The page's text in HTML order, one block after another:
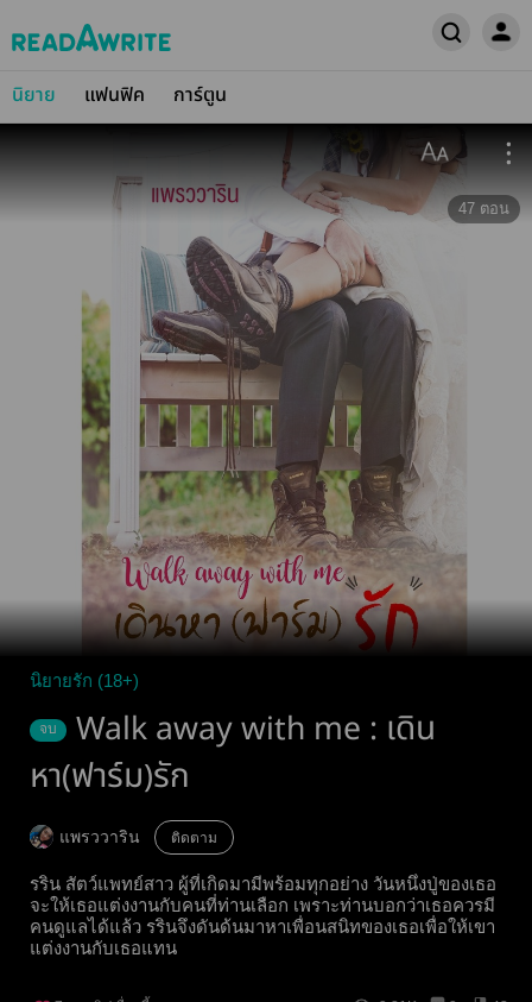
นิยาย แฟนฟิค การ์ตูน
47 ตอน
นิยายรัก (18+)
จบ
Walk away with me : เดิน
หา(ฟาร์ม)รัก
แพรววาริน ติดตาม
รริน สัตว์แพทย์สาว ผู้ที่เกิดมามีพร้อมทุกอย่าง วันหนึ่งปู่ของเธอ
จะให้เธอแต่งงานกับคนที่ท่านเลือก เพราะท่านบอกว่าเธอควรมี
คนดูแลได้แล้ว รรินจึงดันด้นมาหาเพื่อนสนิทของเธอเพื่อให้เขา
แต่งงานกับเธอแทน